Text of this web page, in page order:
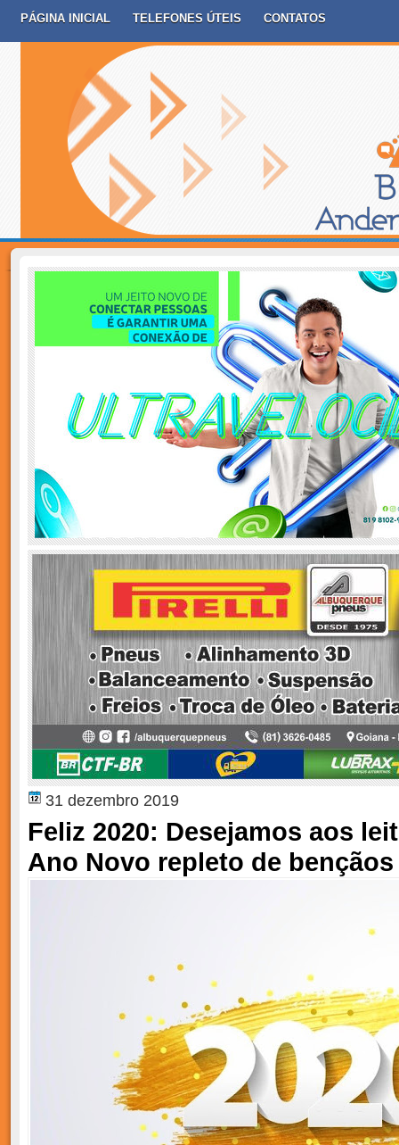
PÁGINA INICIAL TELEFONES ÚTEIS CONTATOS
31 dezembro 2019
Feliz 2020: Desejamos aos
Ano Novo repleto de